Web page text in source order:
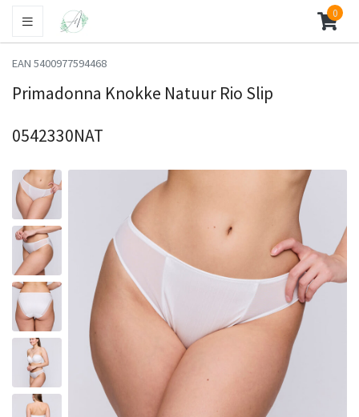
0
EAN 5400977594468
Primadonna Knokke Natuur Rio Slip
0542330NAT